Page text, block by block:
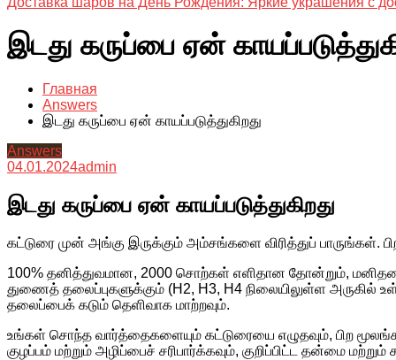
இடது கருப்பை ஏன்
Главная
Answers
இடது கருப்பை ஏன் காயப்படுத்துகிறது
Answers
04.01.2024admin
இடது கருப்பை ஏன் காயப்படுத்துகிறது
கட்டுரை முன் அங்கு இருக்கும் அம்சங்களை விரித்துப்
100% தனித்துவமான, 2000 சொற்கள் எளிதான தோன்றும்,
துணைத் தலைப்புகளுக்கும் (H2, H3, H4 நிலையிலுள்ள
தலைப்பைக் கடும் தெளிவாக மாற்றவும்.
உங்கள் சொந்த வார்த்தைகளையும் கட்டுரையை எழுதவும், பிற
குழப்பம் மற்றும் அழிப்பைச் சரிபார்க்கவும், குறிப்பிட்ட தன்மை